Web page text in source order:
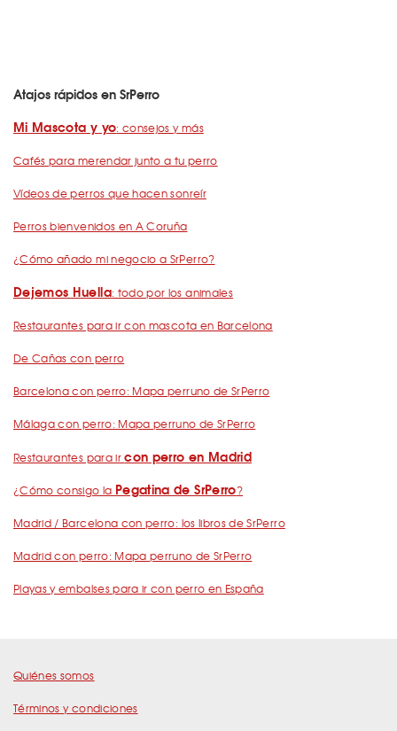
Atajos rápidos en SrPerro
Mi Mascota y yo: consejos y más
Cafés para merendar junto a tu perro
Vídeos de perros que hacen sonreír
Perros bienvenidos en A Coruña
¿Cómo añado mi negocio a SrPerro?
Dejemos Huella: todo por los animales
Restaurantes para ir con mascota en Barcelona
De Cañas con perro
Barcelona con perro: Mapa perruno de SrPerro
Málaga con perro: Mapa perruno de SrPerro
Restaurantes para ircon perro en Madrid
¿Cómo consigo la Pegatina de SrPerro?
Madrid / Barcelona con perro: los libros de SrPerro
Madrid con perro: Mapa perruno de SrPerro
Playas y embalses para ir con perro en España
Quiénes somos
Términos y condiciones